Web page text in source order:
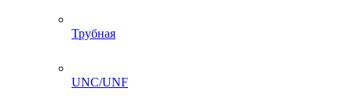
Трубная
UNC/UNF